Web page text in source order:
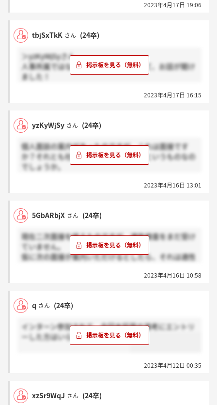
2023年4月17日 19:06
tbjSxTkK さん (24卒)
＞yzKyWjSyさん
人事所属ではない社員の方と面談をして、お話が聞け
ました！
2023年4月17日 16:15
yzKyWjSy さん (24卒)
個人面談の案内があったのですが、これは面接です
か？それとも社員の方にお話を聞けるというものなの
でしょうか。
2023年4月16日 13:01
5GbARbjX さん (24卒)
現在二次面接を終えたのですが、適性検査をまだ受け
ていません。
仮に次の面接が案内いただけるとしたら、それは適性
受験会場と自宅が大変遠く、次の案内もないまま受け
知っている方、もしくは三次面接まで行った方のご意
見をお伺いしたいです。
2023年4月16日 10:58
q さん (24卒)
インターン参加されて、今回本採用の選考にエントリ
ーした方はいらっしゃいますか？
2023年4月12日 00:35
xzSr9WqJ さん (24卒)